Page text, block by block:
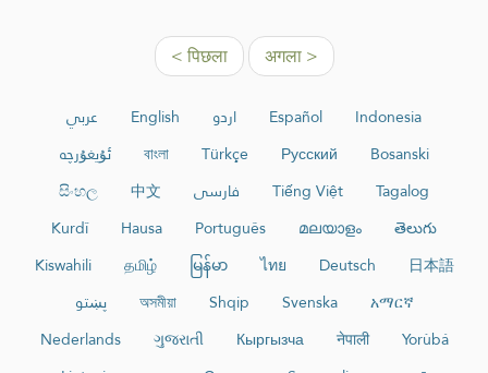
< पिछला अगला >
عربي English اردو Español
Indonesia
ئۇيغۇرچە
বাংলা Türkçe Русский
Bosanski
සිංහල
中文 فارسی Tiếng Việt
Tagalog
Kurdî
Hausa Português മലയാളം
తెలుగు
Kiswahili
தமிழ் မြန်မာ ไทย Deutsch
日本語
پښتو
অসমীয়া Shqip Svenska
አማርኛ
Nederlands
ગુજરાતી Кыргызча नेपाली
Yorùbá